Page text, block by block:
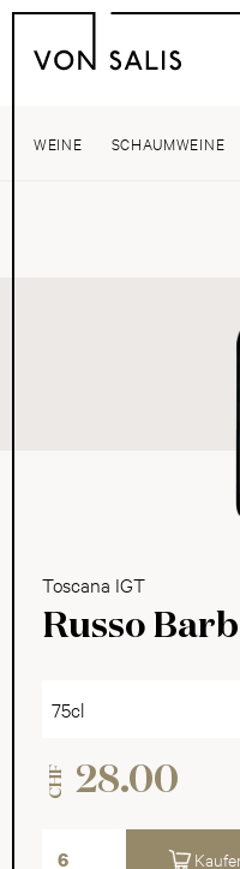
WEINE SCHAUMWEINE
Toscana IGT
Russo
75cl
CHF 28.00